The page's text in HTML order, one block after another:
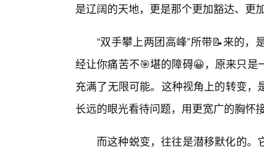
是辽阔的天地，更是那个更加豁达、更
“双手攀上两团高峰”所带📝来的
经让你痛苦不🎯堪的障碍😀，原来只
充满了无限可能。这种视角上的转变
长远的眼光看待问题，用更宽广的胸怀
而这种蜕变，往往是潜移默化的